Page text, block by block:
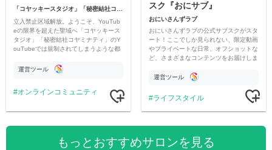
「コヤッキースタジオ」「秘密結社コヤミナティ」
立入禁止区域解放。ようこそ、YouTub
eの限界を超えた聖域へ「コヤッキース
タジオ」「秘密結社コヤミナティ」のY
ouTubeでは規制されてしまうような都
公開。
運営ツール
オンラインコミュニティ
スク『おにサブ』
おにいさんずラブ
おにいさんずラブの公式サブスクがスタ
ート！ここでしか見られない、限定動画
やプライベートな日常、オフショットな
ど、さまざまなコンテンツをお届けしま
運営ツール
ライフスタイル
もっとおすすめサロンを見る